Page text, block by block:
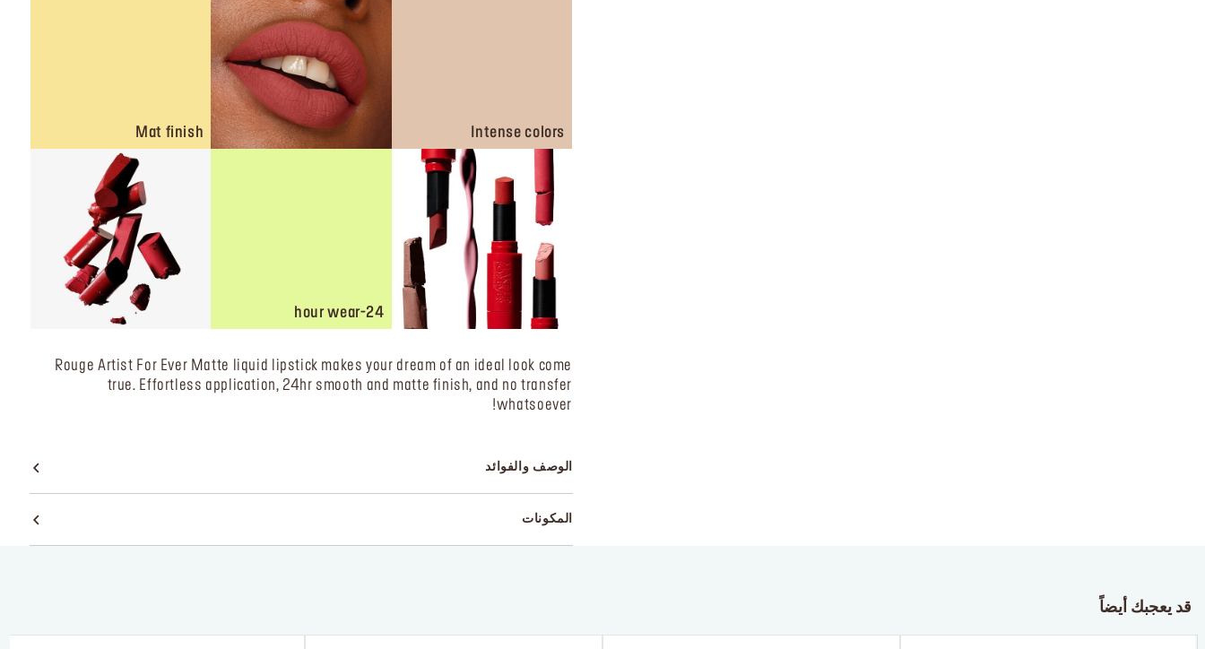
Intense colors
Mat finish
24-hour wear
Rouge Artist For Ever Matte liquid lipstick makes your dream of an ideal look come
true. Effortless application, 24hr smooth and matte finish, and no transfer
whatsoever!
الوصف والفوائد
المكونات
قد يعجبك أيضاً